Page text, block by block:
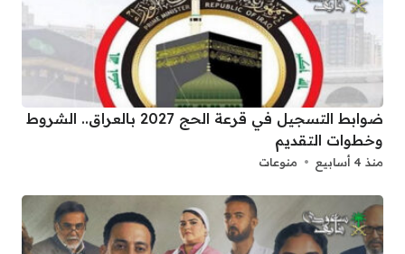
ضوابط التسجيل في قرعة الحج 2027 بالعراق.. الشروط
وخطوات التقديم
منذ 4 أسابيع منوعات